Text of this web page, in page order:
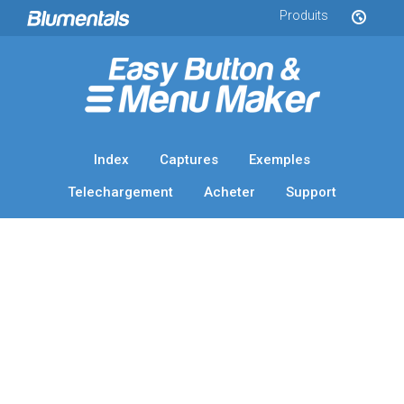
Produits
Index Captures
Exemples
Telechargement
Acheter Support